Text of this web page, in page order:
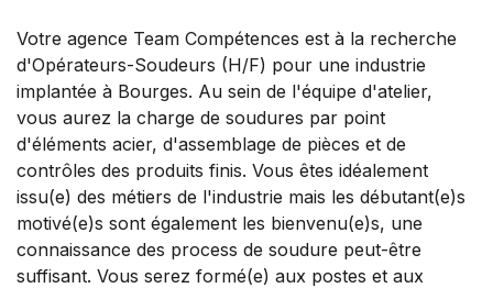
Votre agence Team Compétences est à la recherche
d'Opérateurs-Soudeurs (H/F) pour une industrie
implantée à Bourges. Au sein de l'équipe d'atelier,
vous aurez la charge de soudures par point
d'éléments acier, d'assemblage de pièces et de
contrôles des produits finis. Vous êtes idéalement
issu(e) des métiers de l'industrie mais les débutant(e)s
motivé(e)s sont également les bienvenu(e)s, une
connaissance des process de soudure peut-être
suffisant. Vous serez formé(e) aux postes et aux